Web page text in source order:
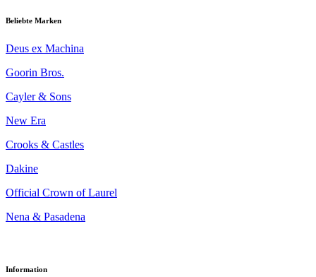
Beliebte Marken
Deus ex Machina
Goorin Bros.
Cayler & Sons
New Era
Crooks & Castles
Dakine
Official Crown of Laurel
Nena & Pasadena
Information